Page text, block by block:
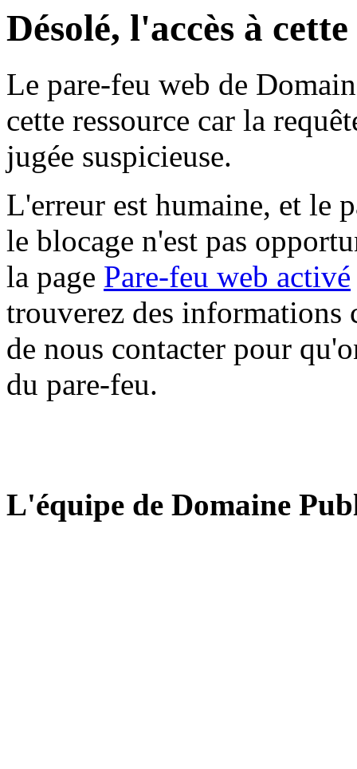
Désolé, l'accès à
Le pare-feu web de
cette ressource car la
jugée suspicieuse.
L'erreur est humaine, et le
le blocage n'est pas
la page Pare-feu web activé
trouverez des informations
de nous contacter pour
du pare-feu.
L'équipe de Domaine